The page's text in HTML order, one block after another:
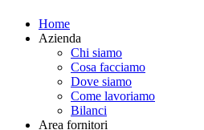
Home
Azienda
Chi siamo
Cosa facciamo
Dove siamo
Come lavoriamo
Bilanci
Area fornitori